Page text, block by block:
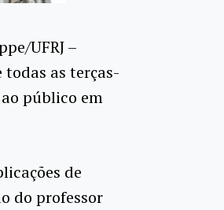
UFRJ –
as terças-
público em
de
do professor